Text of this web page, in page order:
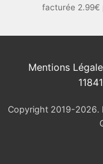
facturée 2.99€
Mentions
Copyright 2019-2026.